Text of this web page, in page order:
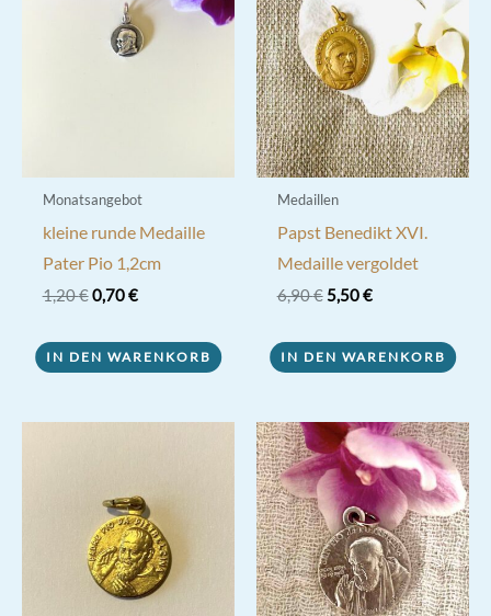
können
auf
der
Produktseite
gewählt
werden
Monatsangebot
kleine runde Medaille
Pater Pio 1,2cm
1,20€ Ursprünglicher
1,20 €
0,70€Aktueller
0,70 €.
IN DEN WARENKORB
Medaillen
Papst Benedikt XVI.
Medaille vergoldet
6,90€ Ursprünglicher
6,90 €
5,50€Aktueller
5,50 €.
IN DEN WARENKORB